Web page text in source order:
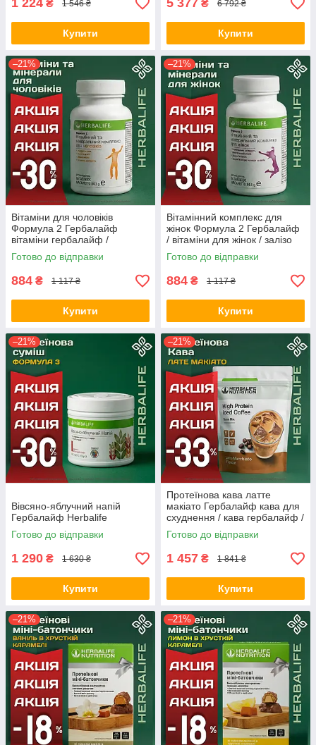
1 224 ₴ 1 546 ₴
Купити
5 377 ₴ 6 792 ₴
Купити
–21%
Вітаміни для чоловіків
Формула 2 Гербалайф
вітаміни гербалайф /
комплекс вітамінів для
чоловіків Оригінал Herbalife
Готово до відправки
884 ₴ 1 117 ₴
Купити
–21%
Вітамінний комплекс для
жінок Формула 2 Гербалайф
/ вітаміни для жінок / залізо
для жінок Оригінал Herbalife
Акція
Готово до відправки
884 ₴ 1 117 ₴
Купити
–21%
Вівсяно-яблучний напій
Гербалайф Herbalife
Готово до відправки
1 290 ₴ 1 630 ₴
Купити
–21%
Протеїнова кава латте
макіато Гербалайф кава для
схуднення / кава гербалайф /
кава з протеїном Оригінал
Herbalife Акція
Готово до відправки
1 457 ₴ 1 841 ₴
Купити
–21% –21%